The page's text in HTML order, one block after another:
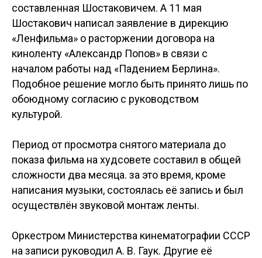
составленная Шостаковичем. А 11 мая
Шостакович написал заявление в дирекцию
«Ленфильма» о расторжении договора на
киноленту «Александр Попов» в связи с
началом работы над «Падением Берлина».
Подобное решение могло быть принято лишь по
обоюдному согласию с руководством
культурой.
Период от просмотра снятого материала до
показа фильма на худсовете составил в общей
сложности два месяца. за это время, кроме
написания музыки, состоялась её запись и был
осуществлён звуковой монтаж ленты.
Оркестром Министерства кинематографии СССР
на записи руководил А. В. Гаук. Другие её